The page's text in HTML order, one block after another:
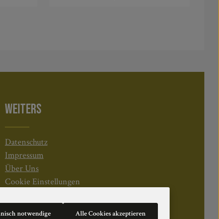
WEITERS
Datenschutz
Impressum
Über Uns
Cookie Einstellungen
notwendige Alle Cookies akzeptieren